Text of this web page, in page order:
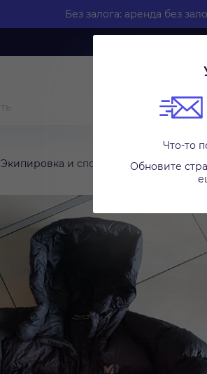
Без залога: аренда без
Что-то
Обновите
Экипировка и спортивная защита